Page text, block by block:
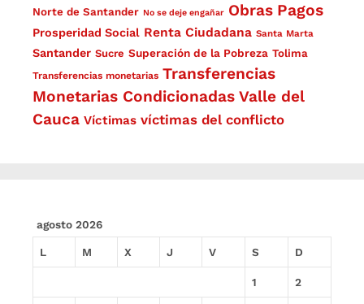
Norte de Santander No se deje engañar Obras Pagos
Prosperidad Social Renta Ciudadana Santa Marta
Santander Sucre Superación de la Pobreza Tolima
Transferencias monetarias Transferencias
Monetarias Condicionadas Valle del
Cauca Víctimas víctimas del conflicto
agosto 2026
L M X J V S D
1 2